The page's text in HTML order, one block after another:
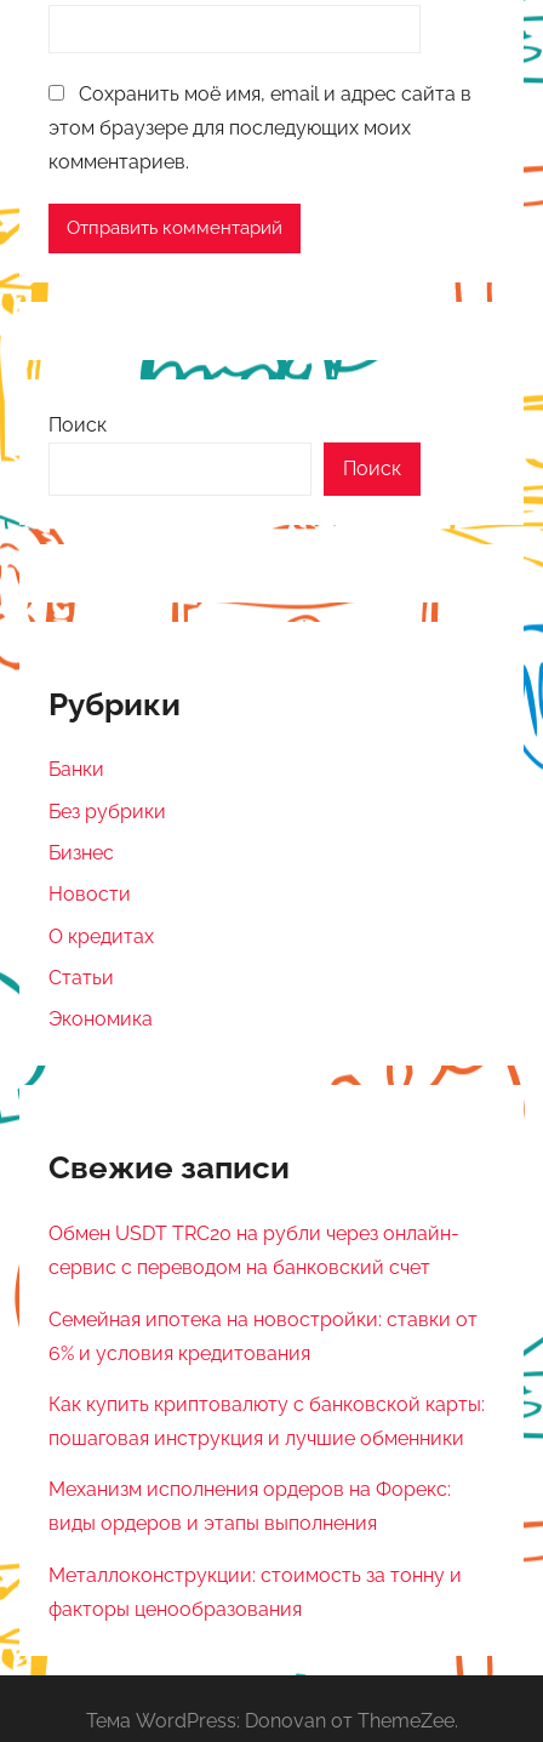
Сохранить моё имя, email и адрес сайта в
этом браузере для последующих моих
комментариев.
Поиск
Поиск
Рубрики
Банки
Без рубрики
Бизнес
Новости
О кредитах
Статьи
Экономика
Свежие записи
Обмен USDT TRC20 на рубли через онлайн-
сервис с переводом на банковский счет
Семейная ипотека на новостройки: ставки от
6% и условия кредитования
Как купить криптовалюту с банковской карты:
пошаговая инструкция и лучшие обменники
Механизм исполнения ордеров на Форекс:
виды ордеров и этапы выполнения
Металлоконструкции: стоимость за тонну и
факторы ценообразования
Тема WordPress: Donovan от ThemeZee.